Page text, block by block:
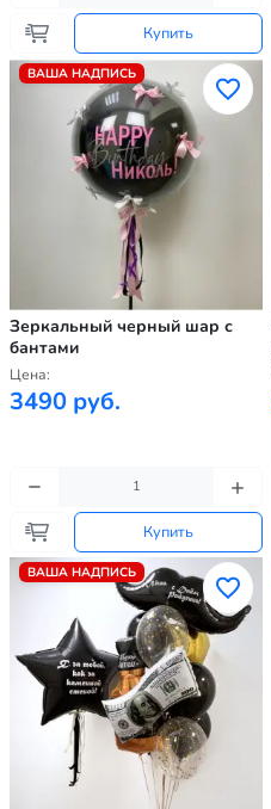
Купить
ВАША НАДПИСЬ
Зеркальный черный шар с
бантами
Цена:
3490 руб.
Купить
ВАША НАДПИСЬ